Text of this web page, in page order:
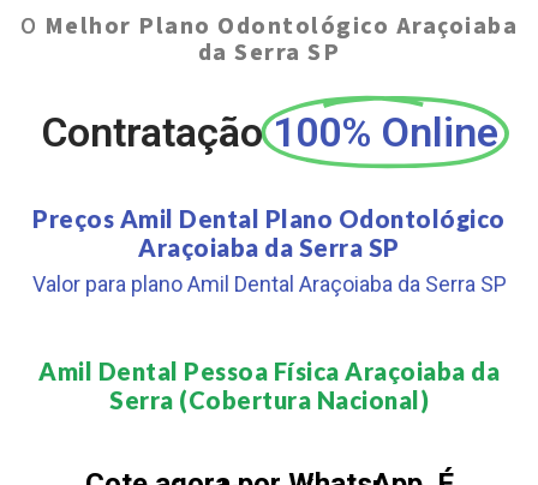
O Melhor Plano Odontológico Araçoiaba
da Serra SP
Contratação 100% Online
Preços Amil Dental Plano Odontológico
Araçoiaba da Serra SP
Valor para plano Amil Dental Araçoiaba da Serra SP
Amil Dental Pessoa Física Araçoiaba da
Serra (Cobertura Nacional)​